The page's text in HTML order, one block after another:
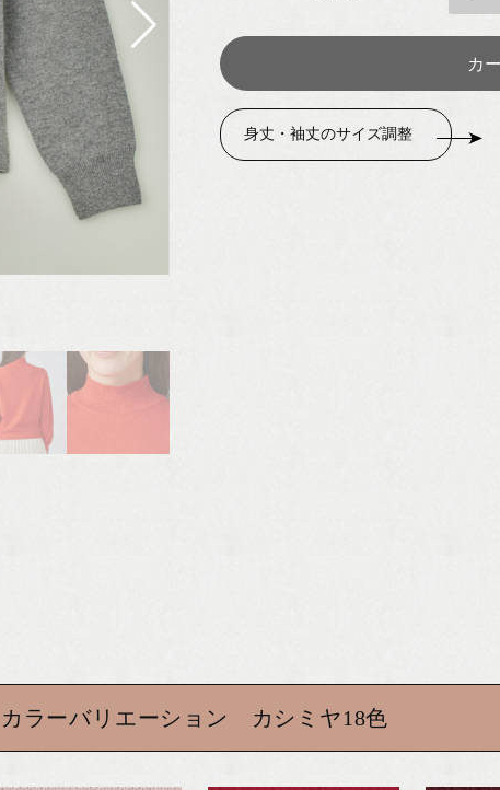
身丈・袖丈のサイズ調整
カラーバリエーション カシミヤ18色